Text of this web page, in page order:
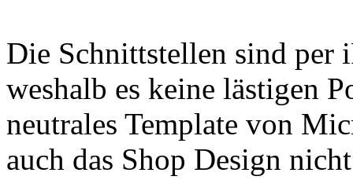
Die Schnittstellen sind per
weshalb es keine lästigen
neutrales Template von
auch das Shop Design